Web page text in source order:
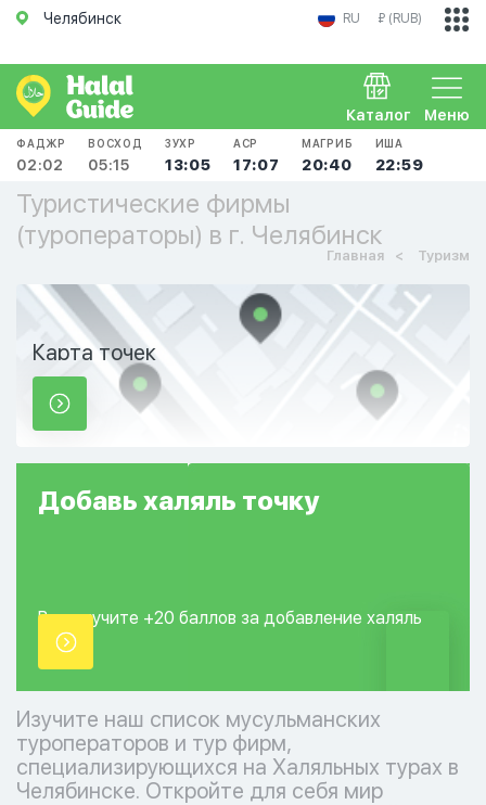
Челябинск RU ₽ (RUB)
Меню
Каталог
ФАДЖР
02:02
ВОСХОД
05:15
ЗУХР
13:05
АСР
17:07
МАГРИБ
20:40
ИША
22:59
Туристические фирмы
(туроператоры) в г. Челябинск
Главная Туризм
Карта точек
Добавь халяль точку
Вы получите +20 баллов за добавление халяль
точки.
Изучите наш список мусульманских
туроператоров и тур фирм,
специализирующихся на Халяльных турах в
Челябинске. Откройте для себя мир